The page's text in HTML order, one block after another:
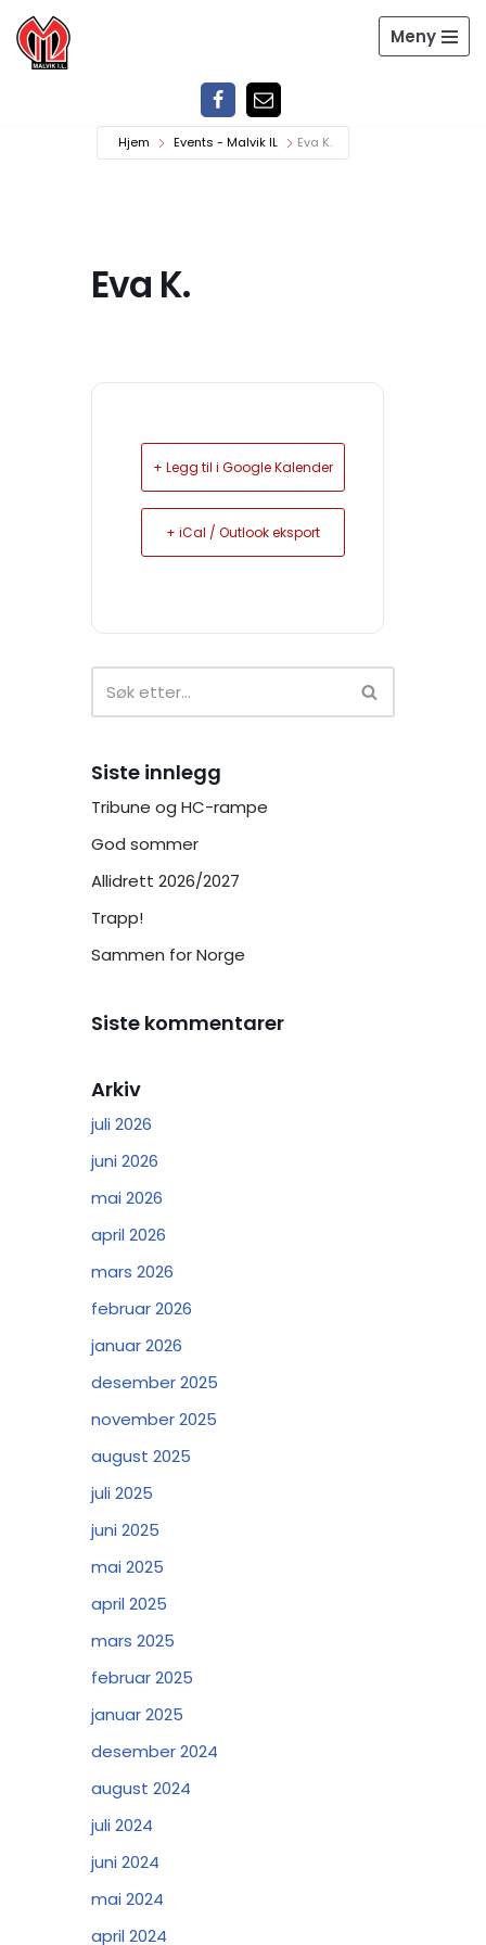
Hopp
Meny
Hjem Events - Malvik IL Eva K.
Eva K.
+ Legg til i Google Kalender
+ iCal / Outlook eksport
Siste innlegg
Tribune og HC-rampe
God sommer
Allidrett 2026/2027
Trapp!
Sammen for Norge
Siste kommentarer
Arkiv
juli 2026
juni 2026
mai 2026
april 2026
mars 2026
februar 2026
januar 2026
desember 2025
november 2025
august 2025
juli 2025
juni 2025
mai 2025
april 2025
mars 2025
februar 2025
januar 2025
desember 2024
august 2024
juli 2024
juni 2024
mai 2024
april 2024